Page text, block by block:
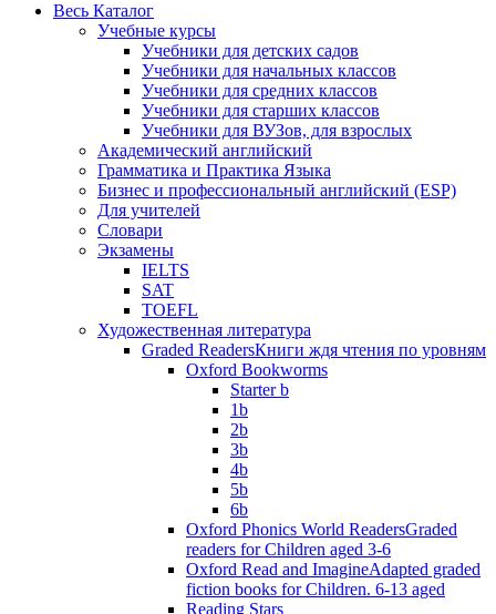
Весь Каталог
Учебные курсы
Учебники для детских садов
Учебники для начальных классов
Учебники для средних классов
Учебники для старших классов
Учебники для ВУЗов, для взрослых
Академический английский
Грамматика и Практика Языка
Бизнес и профессиональный английский (ESP)
Для учителей
Словари
Экзамены
IELTS
SAT
TOEFL
Художественная литература
Graded ReadersКниги ждя чтения по уровням
Oxford Bookworms
Starter b
1b
2b
3b
4b
5b
6b
Oxford Phonics World ReadersGraded
readers for Children aged 3-6
Oxford Read and ImagineAdapted graded
fiction books for Children. 6-13 aged
Reading Stars